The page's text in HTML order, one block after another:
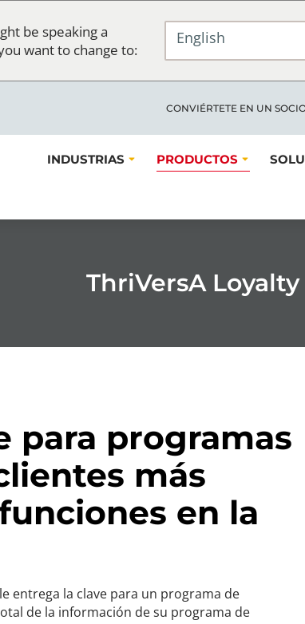
be speaking a
want to change to:
English
CONVIÉRTETE EN UN
INDUSTRIAS PRODUCTOS
ThriVersA Loyalty
para programas
más
en la
entrega la clave para un programa de
de la información de su programa de